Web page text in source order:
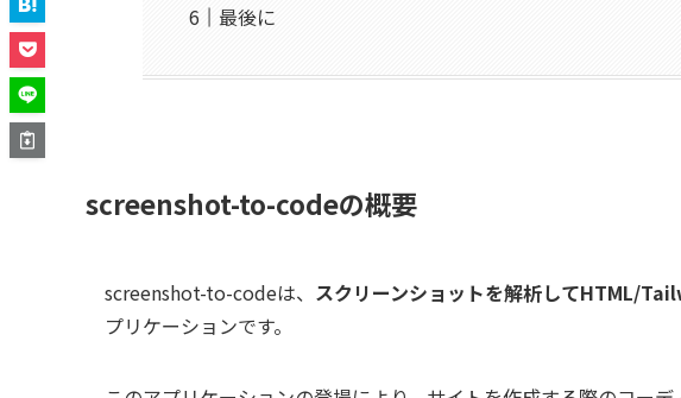
最後に
screenshot-to-codeの概要
screenshot-to-codeは、 スクリーンショットを解析してHTML/
プリケーションです。